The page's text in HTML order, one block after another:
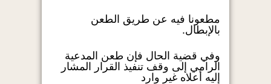
مطعونا فيه عن طريق الطعن
بالإبطال.
وفي قضية الحال فإن طعن المدعية
الرامي إلى وقف تنفيذ القرار المشار
إليه أعلاه غير وارد